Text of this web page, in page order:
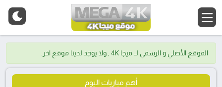
الموقع الأصلي و الرسمي لــ ميجا 4K , ولا يوجد لدينا موقع اخر.
أهم مباريات اليوم